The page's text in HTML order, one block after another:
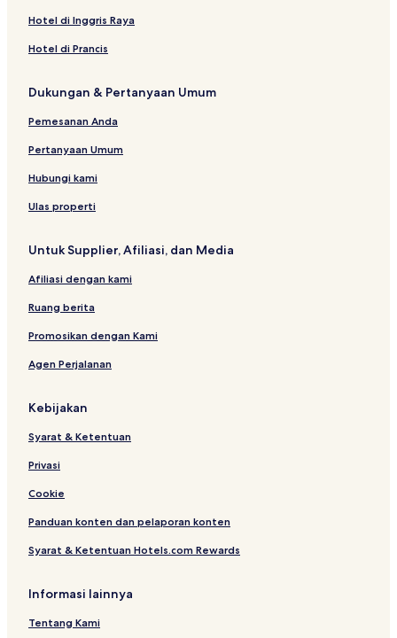
Hotel di Inggris Raya
Hotel di Prancis
Dukungan & Pertanyaan Umum
Pemesanan Anda
Pertanyaan Umum
Hubungi kami
Ulas properti
Untuk Supplier, Afiliasi, dan Media
Afiliasi dengan kami
Ruang berita
Promosikan dengan Kami
Agen Perjalanan
Kebijakan
Syarat & Ketentuan
Privasi
Cookie
Panduan konten dan pelaporan konten
Syarat & Ketentuan Hotels.com Rewards
Informasi lainnya
Tentang Kami